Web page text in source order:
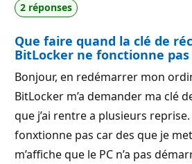
2 réponses
Que faire quand la clé de
BitLocker ne fonctionne pas
Bonjour, en redémarrer mon
BitLocker m’a demander ma clé
que j’ai rentre a plusieurs
fonxtionne pas car des que je
m’affiche que le PC n’a pas